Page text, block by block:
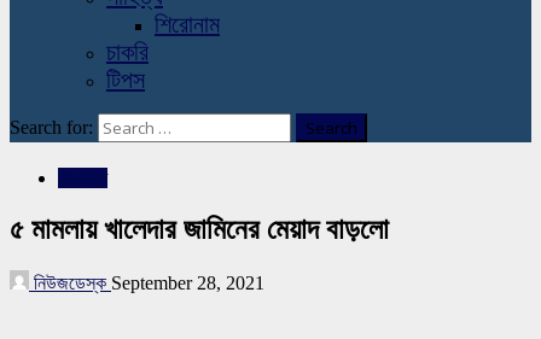
শিরোনাম
চাকরি
টিপস
Search for:
৫ মামলায় খালেদার জামিনের মেয়াদ বাড়লো
নিউজডেস্ক September 28, 2021